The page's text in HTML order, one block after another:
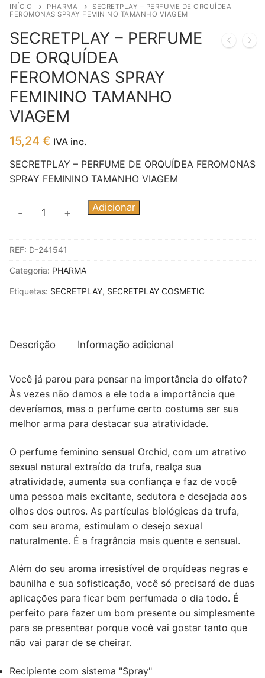
INÍCIO PHARMA
SECRETPLAY – PERFUME DE ORQUÍDEA
FEROMONAS SPRAY FEMININO TAMANHO VIAGEM
SECRETPLAY – PERFUME
DE ORQUÍDEA
FEROMONAS SPRAY
FEMININO TAMANHO
VIAGEM
15,24 € IVA inc.
SECRETPLAY – PERFUME DE ORQUÍDEA FEROMONAS
SPRAY FEMININO TAMANHO VIAGEM
Quantidade
-
PERFUME
ORQUÍDEA
FEMININO
TAMANHO
- + Adicionar
REF: D-241541
Categoria: PHARMA
Etiquetas: SECRETPLAY, SECRETPLAY COSMETIC
Descrição Informação adicional
Você já parou para pensar na importância do olfato?
Às vezes não damos a ele toda a importância que
deveríamos, mas o perfume certo costuma ser sua
melhor arma para destacar sua atratividade.
O perfume feminino sensual Orchid, com um atrativo
sexual natural extraído da trufa, realça sua
atratividade, aumenta sua confiança e faz de você
uma pessoa mais excitante, sedutora e desejada aos
olhos dos outros. As partículas biológicas da trufa,
com seu aroma, estimulam o desejo sexual
naturalmente. É a fragrância mais quente e sensual.
Além do seu aroma irresistível de orquídeas negras e
baunilha e sua sofisticação, você só precisará de duas
aplicações para ficar bem perfumada o dia todo. É
perfeito para fazer um bom presente ou simplesmente
para se presentear porque você vai gostar tanto que
não vai parar de se cheirar.
Recipiente com sistema "Spray"